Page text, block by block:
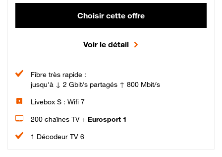
Choisir cette offre
Voir le détail
Fibre très rapide :
jusqu'à ↓ 2 Gbit/s partagés ↑ 800 Mbit/s
Livebox S : Wifi 7
200 chaînes TV + Eurosport 1
1 Décodeur TV 6